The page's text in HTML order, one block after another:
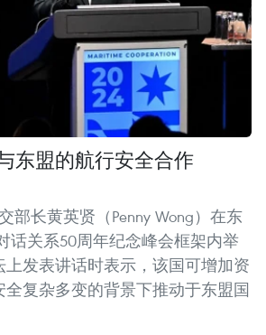
东盟的航行安全合作
部长黄英贤（Penny Wong）在东
话关系50周年纪念峰会框架内举
发表讲话时表示，该国可增加资
复杂多变的背景下推动于东盟国